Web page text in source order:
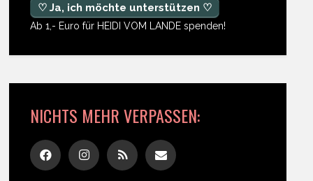
♡ Ja, ich möchte unterstützen ♡
Ab 1,- Euro für HEIDI VOM LANDE spenden!
NICHTS MEHR VERPASSEN: